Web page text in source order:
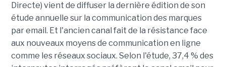
Directe) vient de diffuser la dernière édition de son
étude annuelle sur la communication des marques
par email. Et l'ancien canal fait de la résistance face
aux nouveaux moyens de communication en ligne
comme les réseaux sociaux. Selon l'étude, 37,4 % des